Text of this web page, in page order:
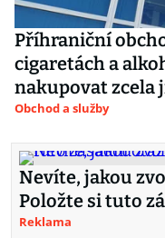
Příhraniční
cigaretách a
nakupovat zcela
Obchod a služby
Nevíte, jakou
Položte si tuto
Reklama